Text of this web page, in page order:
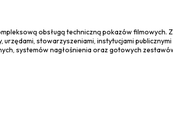
obsługą techniczną pokazów
urzędami, stowarzyszeniami, instytucjami
systemów nagłośnienia oraz gotowych